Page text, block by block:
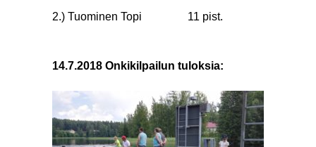
2.) Tuominen Topi
11 pist.
14.7.2018 Onkikilpailun tuloksia: